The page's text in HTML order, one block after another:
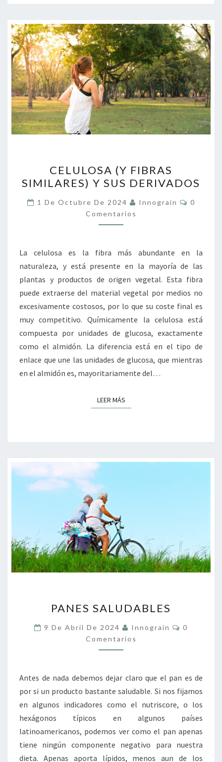
(Y
FIBRAS
SIMILARES)
Y
SUS
CELULOSA (Y FIBRAS
SIMILARES) Y SUS DERIVADOS
1 De Octubre De 2024 Innograin
0
Comentarios
La celulosa es la fibra más abundante en la
naturaleza, y está presente en la mayoría de las
plantas y productos de origen vegetal. Esta fibra
puede extraerse del material vegetal por medios no
excesivamente costosos, por lo que su coste final es
muy competitivo. Químicamente la celulosa está
compuesta por unidades de glucosa, exactamente
como el almidón. La diferencia está en el tipo de
enlace que une las unidades de glucosa, que mientras
en el almidón es, mayoritariamente del…
LEER MÁSLEER MÁS
SALUDABLES
PANES SALUDABLES
9 De Abril De 2024 Innograin
0
Comentarios
Antes de nada debemos dejar claro que el pan es de
por si un producto bastante saludable. Si nos fijamos
en algunos indicadores como el nutriscore, o los
hexágonos típicos en algunos países
latinoamericanos, podemos ver como el pan apenas
tiene ningún componente negativo para nuestra
dieta. Apenas aporta lípidos, menos aun de los